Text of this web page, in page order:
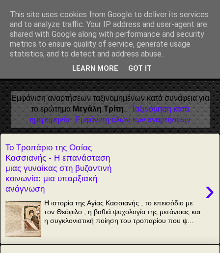
Αέναη επΑνάσταση
• Επιστήμη • Ψυχολογία • Λογοτεχνία • Τέχνες • Θεολογία •
Φιλοσοφία • Στοχασμοί... για τη μνήμη, τον άνθρωπο και το
Φως
Εμφάνιση αναρτήσεων ταξινομημένων κατά συνάφεια για
το ερώτημα Μεγάλη Τρίτη.
Ταξινόμηση κατά
ημερομηνία
Εμφάνιση όλων των αναρτήσεων
Το Τροπάριο της Οσίας
Κασσιανής - Η επανάσταση
μιας γυναίκας στη βυζαντινή
κοινωνία: μια υπαρξιακή
ανάγνωση
›
Η ιστορία της Αγίας Κασσιανής , το επεισόδιο με
τον Θεόφιλο , η βαθιά ψυχολογία της μετάνοιας και
η συγκλονιστική ποίηση του τροπαρίου που ψ...
This site uses cookies from Google to deliver its services
and to analyze traffic. Your IP address and user-agent are
shared with Google along with performance and security
metrics to ensure quality of service, generate usage
statistics, and to detect and address abuse.
LEARN MORE GOT IT